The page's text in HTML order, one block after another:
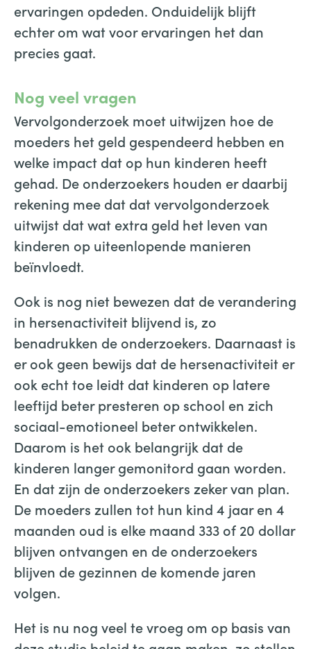
ervaringen opdeden. Onduidelijk blijft
echter om wat voor ervaringen het dan
precies gaat.
Nog veel vragen
Vervolgonderzoek moet uitwijzen hoe de
moeders het geld gespendeerd hebben en
welke impact dat op hun kinderen heeft
gehad. De onderzoekers houden er daarbij
rekening mee dat dat vervolgonderzoek
uitwijst dat wat extra geld het leven van
kinderen op uiteenlopende manieren
beïnvloedt.
Ook is nog niet bewezen dat de verandering
in hersenactiviteit blijvend is, zo
benadrukken de onderzoekers. Daarnaast is
er ook geen bewijs dat de hersenactiviteit er
ook echt toe leidt dat kinderen op latere
leeftijd beter presteren op school en zich
sociaal-emotioneel beter ontwikkelen.
Daarom is het ook belangrijk dat de
kinderen langer gemonitord gaan worden.
En dat zijn de onderzoekers zeker van plan.
De moeders zullen tot hun kind 4 jaar en 4
maanden oud is elke maand 333 of 20 dollar
blijven ontvangen en de onderzoekers
blijven de gezinnen de komende jaren
volgen.
Het is nu nog veel te vroeg om op basis van